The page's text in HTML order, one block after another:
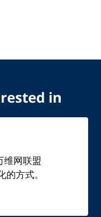
in
维网联盟
方式。